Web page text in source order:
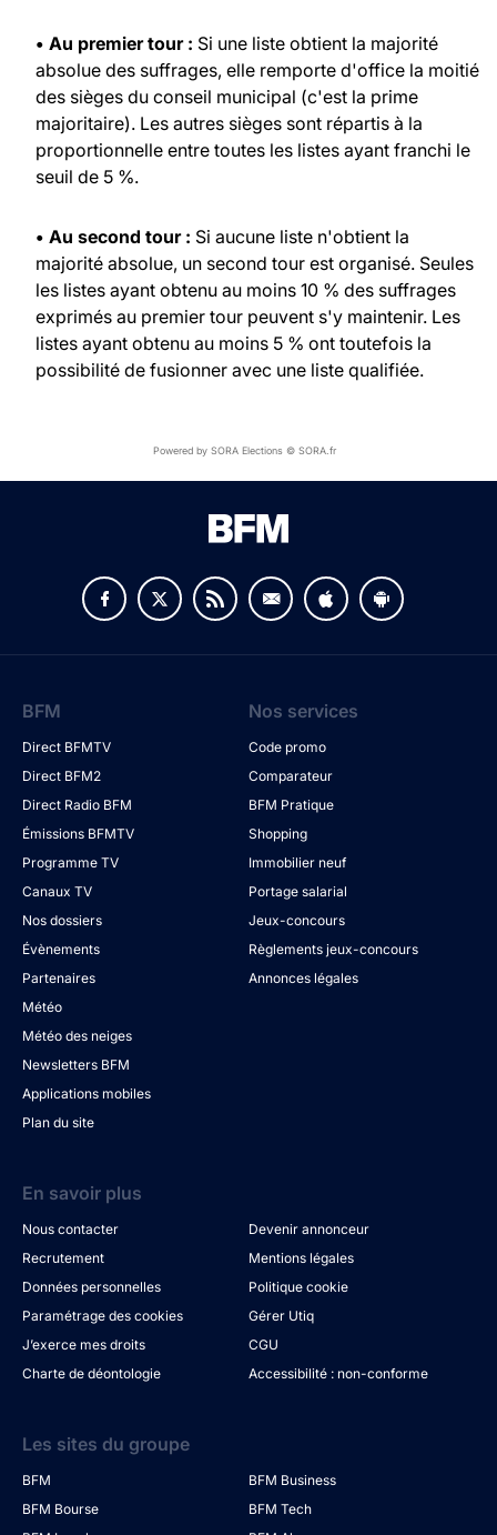
• Au premier tour : Si une liste obtient la majorité
absolue des suffrages, elle remporte d'office la moitié
des sièges du conseil municipal (c'est la prime
majoritaire). Les autres sièges sont répartis à la
proportionnelle entre toutes les listes ayant franchi le
seuil de 5 %.
• Au second tour : Si aucune liste n'obtient la
majorité absolue, un second tour est organisé. Seules
les listes ayant obtenu au moins 10 % des suffrages
exprimés au premier tour peuvent s'y maintenir. Les
listes ayant obtenu au moins 5 % ont toutefois la
possibilité de fusionner avec une liste qualifiée.
Powered by SORA Elections © SORA.fr
BFM
Direct BFMTV
Direct BFM2
Direct Radio BFM
Émissions BFMTV
Programme TV
Canaux TV
Nos dossiers
Évènements
Partenaires
Météo
Météo des neiges
Newsletters BFM
Applications mobiles
Plan du site
Nos services
Code promo
Comparateur
BFM Pratique
Shopping
Immobilier neuf
Portage salarial
Jeux-concours
Règlements jeux-concours
Annonces légales
En savoir plus
Nous contacter
Devenir annonceur
Recrutement
Mentions légales
Données personnelles
Politique cookie
Paramétrage des cookies
Gérer Utiq
J’exerce mes droits
CGU
Charte de déontologie
Accessibilité : non-conforme
Les sites du groupe
BFM
BFM Business
BFM Bourse
BFM Tech